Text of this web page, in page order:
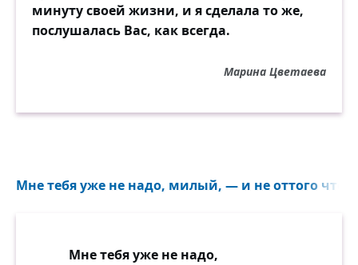
минуту своей жизни, и я сделала то же,
послушалась Вас, как всегда.
Марина Цветаева
Мне тебя уже не надо, милый, — и не оттого что
Мне тебя уже не надо,